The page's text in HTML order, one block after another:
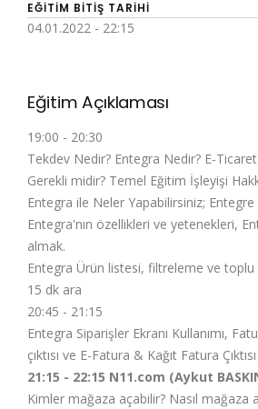
EĞITIM BITIŞ TARIHI
04.01.2022 - 22:15
Eğitim Açıklaması
19:00 - 20:30
Tekdev Nedir? Entegra Nedir? E-
Gerekli midir? Temel Eğitim İşleyişi
Entegra ile Neler Yapabilirsiniz;
Entegra'nın özellikleri ve yetenekleri,
almak.
Entegra Ürün listesi, filtreleme ve toplu
15 dk ara
20:45 - 21:15
Entegra Siparişler Ekranı Kullanımı,
çıktısı ve E-Fatura & Kağıt Fatura
21:15 - 22:15 N11.com (Aykut
Kimler mağaza açabilir? Nasıl mağaza